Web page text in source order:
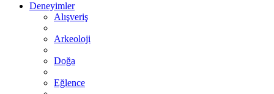
Deneyimler
Alışveriş
Arkeoloji
Doğa
Eğlence